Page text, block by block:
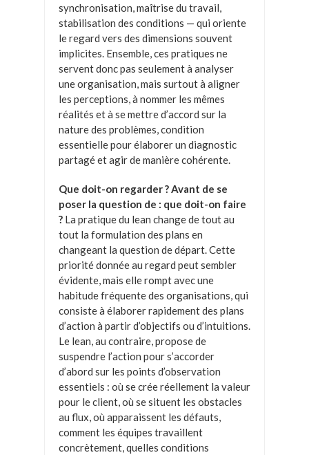
synchronisation, maîtrise du travail,
stabilisation des conditions — qui oriente
le regard vers des dimensions souvent
implicites. Ensemble, ces pratiques ne
servent donc pas seulement à analyser
une organisation, mais surtout à aligner
les perceptions, à nommer les mêmes
réalités et à se mettre d’accord sur la
nature des problèmes, condition
essentielle pour élaborer un diagnostic
partagé et agir de manière cohérente.
Que doit-on regarder ? Avant de se
poser la question de : que doit-on faire
? La pratique du lean change de tout au
tout la formulation des plans en
changeant la question de départ. Cette
priorité donnée au regard peut sembler
évidente, mais elle rompt avec une
habitude fréquente des organisations, qui
consiste à élaborer rapidement des plans
d’action à partir d’objectifs ou d’intuitions.
Le lean, au contraire, propose de
suspendre l’action pour s’accorder
d’abord sur les points d’observation
essentiels : où se crée réellement la valeur
pour le client, où se situent les obstacles
au flux, où apparaissent les défauts,
comment les équipes travaillent
concrètement, quelles conditions